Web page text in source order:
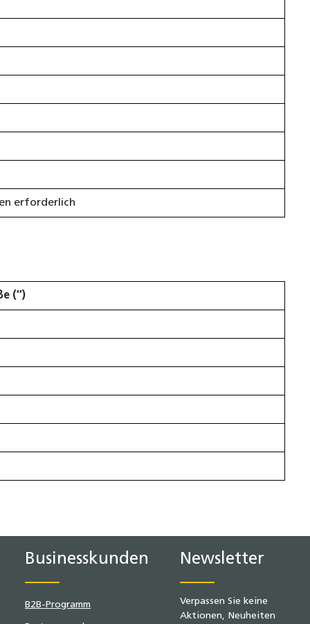
erforderlich
(″)
Businesskunden
B2B-Programm
Newsletter
Verpassen Sie keine
Aktionen, Neuheiten